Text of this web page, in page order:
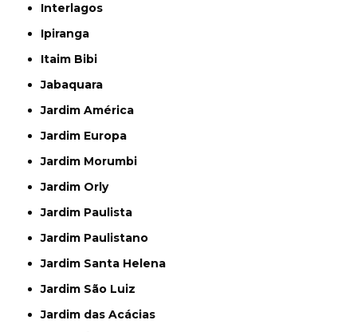
Interlagos
Ipiranga
Itaim Bibi
Jabaquara
Jardim América
Jardim Europa
Jardim Morumbi
Jardim Orly
Jardim Paulista
Jardim Paulistano
Jardim Santa Helena
Jardim São Luiz
Jardim das Acácias